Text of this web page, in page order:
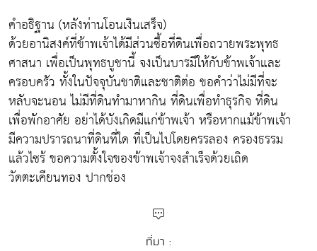
คำอธิฐาน (หลังท่านโอนเงินเสร็จ)
ด้วยอานิสงค์ที่ข้าพเจ้าได้มีส่วนซื้อที่ดินเพื่อถวายพระพุทธ
ศาสนา เพื่อเป็นพุทธบูชานี้ จงเป็นบารมีให้กับข้าพเจ้าและ
ครอบครัว ทั้งในปัจจุบันชาติและชาติต่อ ขอคำว่าไม่มีที่จะ
หลับจะนอน ไม่มีที่ดินทำมาหากิน ที่ดินเพื่อทำธุรกิจ ที่ดิน
เพื่อพักอาศัย อย่าได้บังเกิดมีแก่ข้าพเจ้า หรือหากแม้ข้าพเจ้า
มีความปรารถนาที่ดินที่ใด ที่เป็นไปโดยครรลอง ครองธรรม
แล้วไซร้ ขอความตั้งใจของข้าพเจ้าจงสำเร็จด้วยเถิด
วัดตะเคียนทอง ปากช่อง
ที่มา :